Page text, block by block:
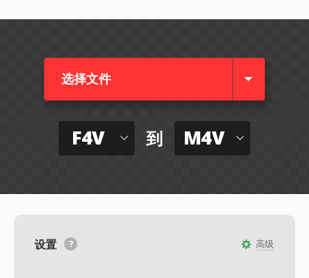
选择文件
F4V 到 M4V
高级
设置